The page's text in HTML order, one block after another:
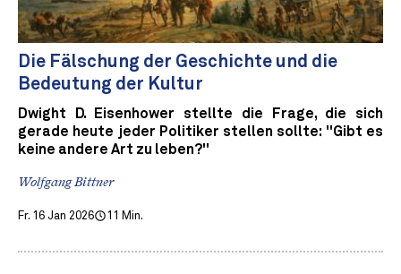
Die Fälschung der Geschichte und die
Bedeutung der Kultur
Dwight D. Eisenhower stellte die Frage, die sich
gerade heute jeder Politiker stellen sollte: "Gibt es
keine andere Art zu leben?"
Wolfgang Bittner
Fr. 16 Jan 2026 11 Min.